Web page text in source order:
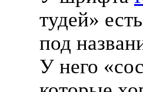
тудей»
под
У него